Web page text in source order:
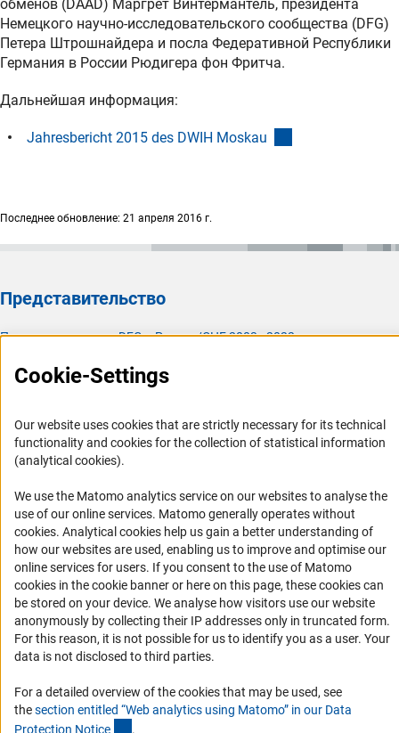
обменов (DAAD) Маргрет Винтермантель, президента
Немецкого научно-исследовательского сообщества (DFG)
Петера Штрошнайдера и посла Федеративной Республики
Германия в России Рюдигера фон Фритча.
Дальнейшая информация:
Jahresbericht 2015 des DWIH Moskau
Последнее обновление: 21 апреля 2016 г.
Представительство
Представительство DFG в России/СНГ 2003 - 2022
История Представительства 2003 - 2022
Органы управления
Задачи DFG
Финансирование
Совместные конкурсы с российскими партнёрскими
организациями
Партнёры DFG в России
Часто задаваемые вопросы (FAQ)
DFG Newsletter
Receive news from the DFG directly in your mailbox.
Cookie-Settings
Our website uses cookies that are strictly necessary for its technical
functionality and cookies for the collection of statistical information
(analytical cookies).
We use the Matomo analytics service on our websites to analyse the
use of our online services. Matomo generally operates without
cookies(Anc
. Analytical cookies help us gain a better understanding of
how our websites are used, enabling us to improve and optimise our
online services for users. If you consent to the use of Matomo
cookies in the cookie banner or here on this page, these cookies can
be stored on your device. We analyse how visitors use our website
anonymously by collecting their IP addresses only in truncated form.
For this reason, it is not possible for us to identify you as a user. Your
data is not disclosed to third parties.
For a detailed overview of the cookies that may be used, see
thesection entitled “Web analytics using Matomo” in our Data
Protection Notice .